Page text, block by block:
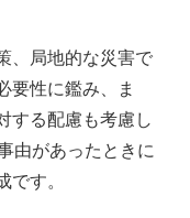
、局地的な災害で
要性に鑑み、ま
する配慮も考慮し
由があったときに
です。